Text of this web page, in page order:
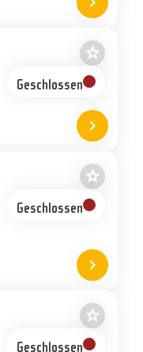
Standort
star_border
Als
Geschlossen
chevron_right
Standort
star_border
Als
Geschlossen
chevron_right
Standort
star_border
Als
Geschlossen